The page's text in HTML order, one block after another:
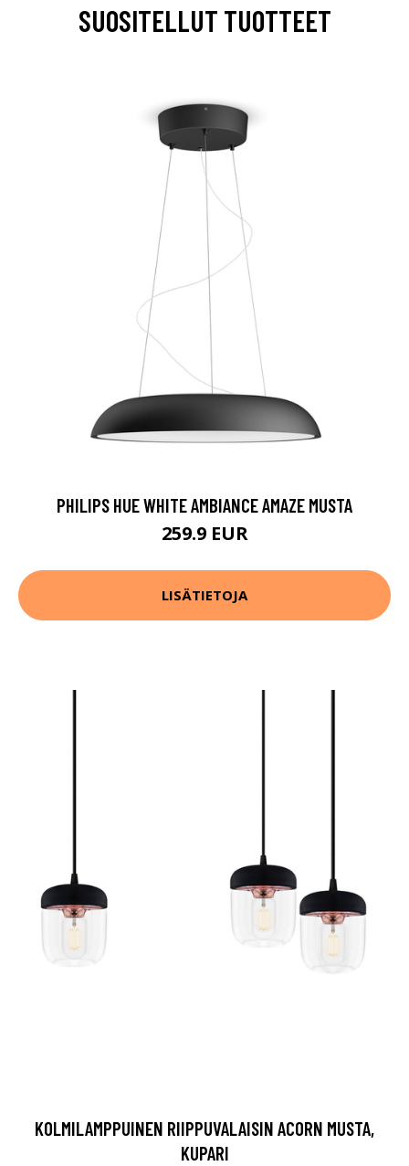
SUOSITELLUT TUOTTEET
PHILIPS HUE WHITE AMBIANCE AMAZE MUSTA
259.9 EUR
LISÄTIETOJA
KOLMILAMPPUINEN RIIPPUVALAISIN ACORN MUSTA,
KUPARI